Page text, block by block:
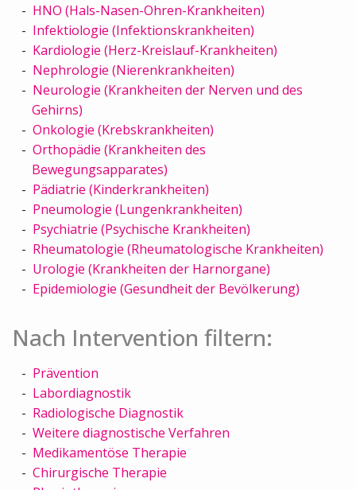
HNO (Hals-Nasen-Ohren-Krankheiten)
Infektiologie (Infektionskrankheiten)
Kardiologie (Herz-Kreislauf-Krankheiten)
Nephrologie (Nierenkrankheiten)
Neurologie (Krankheiten der Nerven und des
Gehirns)
Onkologie (Krebskrankheiten)
Orthopädie (Krankheiten des
Bewegungsapparates)
Pädiatrie (Kinderkrankheiten)
Pneumologie (Lungenkrankheiten)
Psychiatrie (Psychische Krankheiten)
Rheumatologie (Rheumatologische Krankheiten)
Urologie (Krankheiten der Harnorgane)
Epidemiologie (Gesundheit der Bevölkerung)
Nach Intervention filtern:
Prävention
Labordiagnostik
Radiologische Diagnostik
Weitere diagnostische Verfahren
Medikamentöse Therapie
Chirurgische Therapie